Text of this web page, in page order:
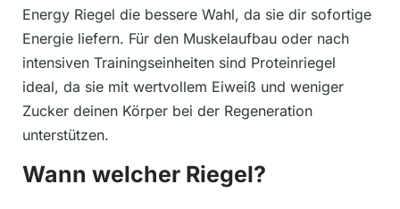
Energy Riegel die bessere Wahl, da sie dir sofortige
Energie liefern. Für den Muskelaufbau oder nach
intensiven Trainingseinheiten sind Proteinriegel
ideal, da sie mit wertvollem Eiweiß und weniger
Zucker deinen Körper bei der Regeneration
unterstützen.
Wann welcher Riegel?